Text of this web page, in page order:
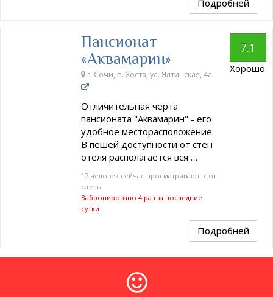
Подробней
Пансионат
«Аквамарин»
г. Сочи, п. Хоста, ул. Ялтинская, 4а
Отличительная черта
пансионата "Аквамарин" - его
удобное месторасположение.
В пешей доступности от стен
отеля располагается вся …
17 человек сейчас просматривают этот
отель
Забронировано 4 раз за последние
сутки
7.1
Хорошо
Подробней